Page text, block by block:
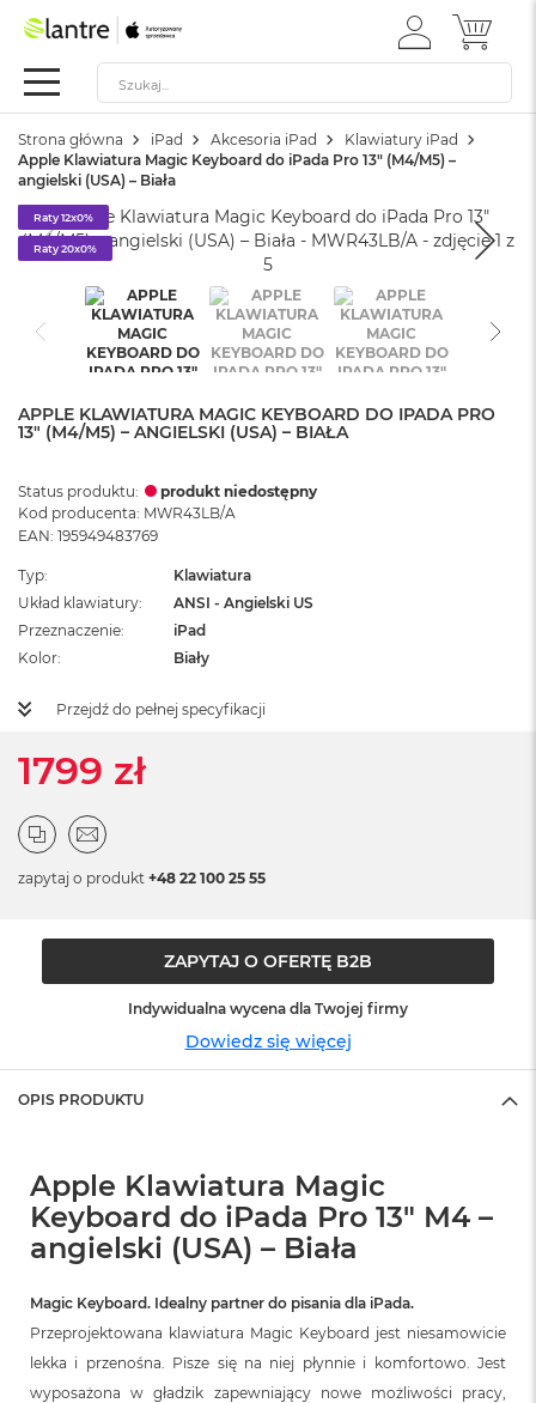
Apple
Festiwal
M
a
B
o
o
e
d
g
k
o
r
u
c
o
o
N
e
C
t
ó
y
M
a
c
o
o
k
N
e
ZALOGUJ
SIĘ
Szukaj
MÓJ
Strona główna iPad Akcesoria iPad
Klawiatury iPad
Apple Klawiatura Magic Keyboard do iPada Pro 13" (M4/M5) –
angielski (USA) – Biała
APPLE KLAWIATURA MAGIC KEYBOARD DO IPADA PRO
13" (M4/M5) – ANGIELSKI (USA) – BIAŁA
Status produktu:
produkt niedostępny
Kod producenta: MWR43LB/A
EAN: 195949483769
Typ
Klawiatura
Układ klawiatury
ANSI - Angielski US
Przeznaczenie
iPad
Kolor
Biały
Przejdź do pełnej specyfikacji
1799 zł
zapytaj o produkt +48 22 100 25 55
ZAPYTAJ O OFERTĘ B2B
Indywidualna wycena dla Twojej firmy
Dowiedz się więcej
Raty 12x0%
Raty 20x0%
OPIS PRODUKTU
Apple Klawiatura Magic
Keyboard do iPada Pro 13" M4 –
angielski (USA) – Biała
Magic Keyboard. Idealny partner do pisania dla iPada.
Przeprojektowana klawiatura Magic Keyboard jest niesamowicie
lekka i przenośna. Pisze się na niej płynnie i komfortowo. Jest
wyposażona w gładzik zapewniający nowe możliwości pracy,